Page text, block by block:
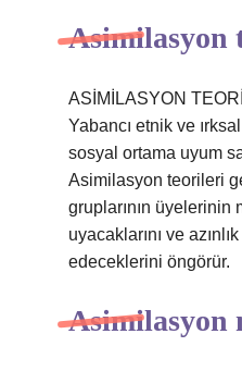
Asimilasyon
ASİMİLASYON
Yabancı etnik ve
sosyal ortama uyum
Asimilasyon teorileri
gruplarının üyelerinin
uyacaklarını ve
edeceklerini öngörür.
Asimilasyon